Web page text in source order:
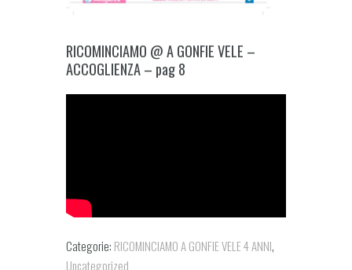
RICOMINCIAMO @ A GONFIE VELE –
ACCOGLIENZA – pag 8
Categorie: RICOMINCIAMO A GONFIE VELE 4 ANNI,
Uncategorized